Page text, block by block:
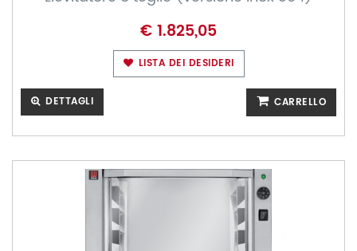
€ 1.825,05
LISTA DEI DESIDERI
DETTAGLI CARRELLO